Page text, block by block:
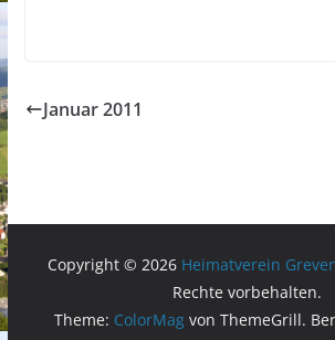
Januar 2011
Copyright © 2026 Heimatverein
Rechte vorbehalten.
Theme: ColorMag von ThemeGrill.